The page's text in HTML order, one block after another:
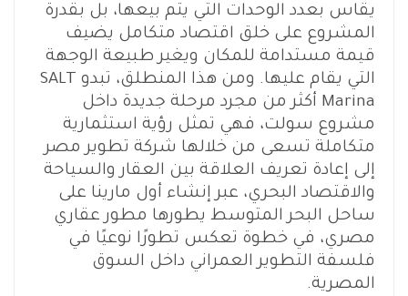
يقاس بعدد الوحدات التي يتم بيعها، بل بقدرة
المشروع على خلق اقتصاد متكامل يضيف
قيمة مستدامة للمكان ويغير طبيعة الوجهة
التي يقام عليها. ومن هذا المنطلق، تبدو SALT
Marina أكثر من مجرد مرحلة جديدة داخل
مشروع سولت، فهي تمثل رؤية استثمارية
متكاملة تسعى من خلالها شركة تطوير مصر
إلى إعادة تعريف العلاقة بين العقار والسياحة
والاقتصاد البحري، عبر إنشاء أول مارينا على
ساحل البحر المتوسط يطورها مطور عقاري
مصري، في خطوة تعكس تطورًا نوعيًا في
فلسفة التطوير العمراني داخل السوق
المصرية.